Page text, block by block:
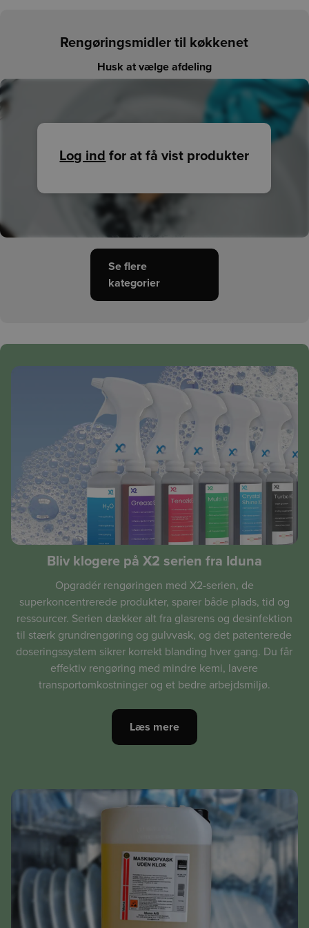
Rengøringsmidler til køkkenet
Husk at vælge afdeling
Log ind for at få vist produkter
Se flere
kategorier
Bliv klogere på X2 serien fra Iduna
Opgradér rengøringen med X2-serien, de
superkoncentrerede produkter, sparer både plads, tid og
ressourcer. Serien dækker alt fra glasrens og desinfektion
til stærk grundrengøring og gulvvask, og det patenterede
doseringssystem sikrer korrekt blanding hver gang. Du får
effektiv rengøring med mindre kemi, lavere
transportomkostninger og et bedre arbejdsmiljø.
Læs mere